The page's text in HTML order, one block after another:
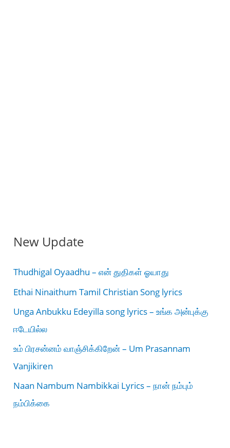
New Update
Thudhigal Oyaadhu – என் துதிகள் ஓயாது
Ethai Ninaithum Tamil Christian Song lyrics
Unga Anbukku Edeyilla song lyrics – உங்க அன்புக்கு
ஈடேயில்ல
உம் பிரசன்னம் வாஞ்சிக்கிறேன் – Um Prasannam
Vanjikiren
Naan Nambum Nambikkai Lyrics – நான் நம்பும்
நம்பிக்கை